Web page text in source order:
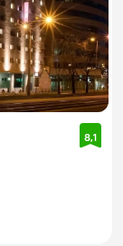
8,1